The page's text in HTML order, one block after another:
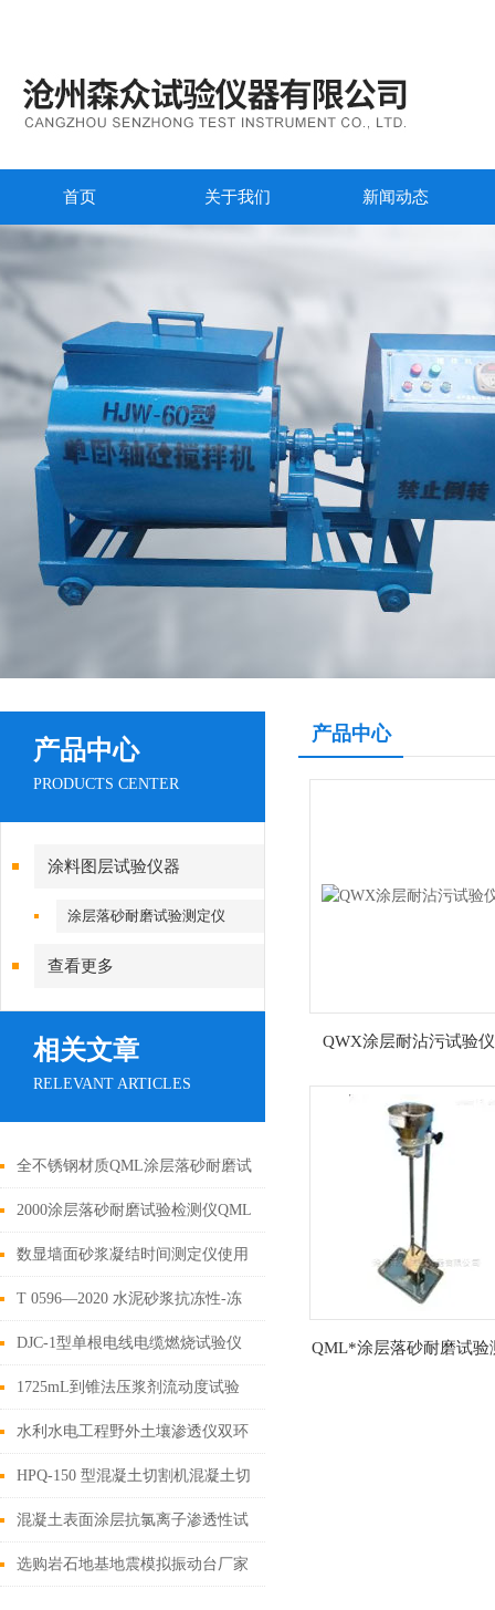
首页 关于我们 新闻动态
产品中心
PRODUCTS CENTER
涂料图层试验仪器
涂层落砂耐磨试验测定仪
查看更多
相关文章
RELEVANT ARTICLES
全不锈钢材质QML涂层落砂耐磨试
验测定仪
2000涂层落砂耐磨试验检测仪QML
涂层落砂耐磨试验测定仪
数显墙面砂浆凝结时间测定仪使用
范围
T 0596—2020 水泥砂浆抗冻性-冻
融试验箱用途
DJC-1型单根电线电缆燃烧试验仪
产品介绍
1725mL到锥法压浆剂流动度试验
仪试验方法
水利水电工程野外土壤渗透仪双环
法单环法试验装置
HPQ-150 型混凝土切割机混凝土切
片机双刀切割机
混凝土表面涂层抗氯离子渗透性试
验装置渗透量
选购岩石地基地震模拟振动台厂家
产品中心
QWX涂层耐沾污试验
QML*涂层落砂耐磨试验